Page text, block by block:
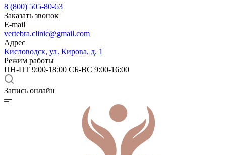
8 (800) 505-80-63
Заказать звонок
E-mail
vertebra.clinic@gmail.com
Адрес
Кисловодск, ул. Кирова, д. 1
Режим работы
ПН-ПТ 9:00-18:00 СБ-ВС 9:00-16:00
Запись онлайн